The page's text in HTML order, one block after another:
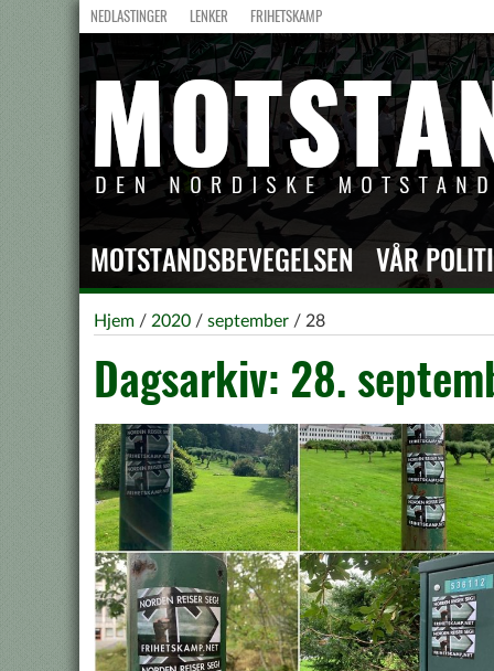
NEDLASTINGER LENKER FRIHETSKAMP
MOTSTANDSBEVEGELSEN VÅR
Hjem / 2020 / september / 28
Dagsarkiv: 28.